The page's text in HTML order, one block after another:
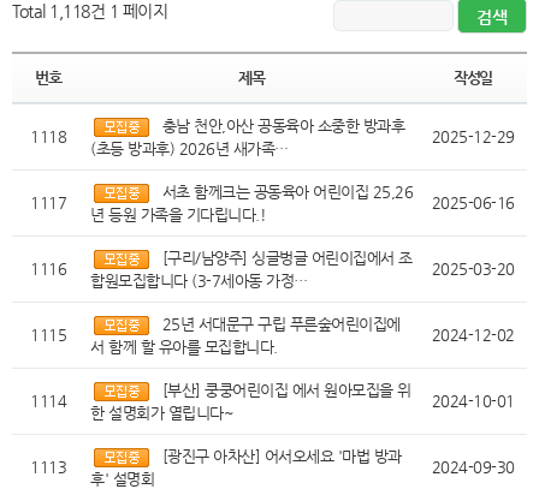
Total 1,118건 1 페이지
번호 제목 작성일
1118
충남 천안,아산 공동육아 소중한 방과후
(초등 방과후) 2026년 새가족…
2025-12-29
1117
서초 함께크는 공동육아 어린이집 25,26
년 등원 가족을 기다립니다.!
2025-06-16
1116
[구리/남양주] 싱글벙글 어린이집에서 조
합원모집합니다 (3-7세아동 가정…
2025-03-20
1115
25년 서대문구 구립 푸른숲어린이집에
서 함께 할 유아를 모집합니다.
2024-12-02
1114
[부산] 쿵쿵어린이집 에서 원아모집을 위
한 설명회가 열립니다~
2024-10-01
1113
[광진구 아차산] 어서오세요 '마법 방과
후' 설명회
2024-09-30